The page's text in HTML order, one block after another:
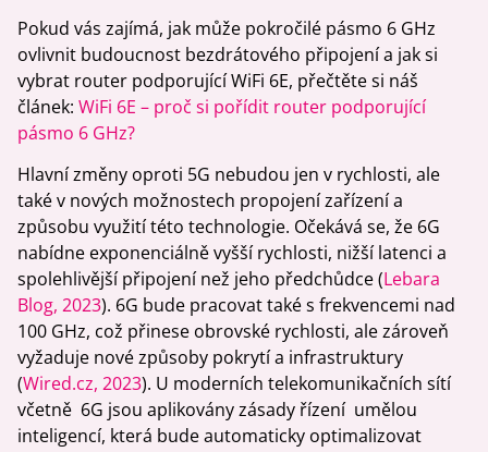
Pokud vás zajímá, jak může pokročilé pásmo 6 GHz
ovlivnit budoucnost bezdrátového připojení a jak si
vybrat router podporující WiFi 6E, přečtěte si náš
článek: WiFi 6E – proč si pořídit router podporující
pásmo 6 GHz?
Hlavní změny oproti 5G nebudou jen v rychlosti, ale
také v nových možnostech propojení zařízení a
způsobu využití této technologie. Očekává se, že 6G
nabídne exponenciálně vyšší rychlosti, nižší latenci a
spolehlivější připojení než jeho předchůdce (Lebara
Blog, 2023). 6G bude pracovat také s frekvencemi nad
100 GHz, což přinese obrovské rychlosti, ale zároveň
vyžaduje nové způsoby pokrytí a infrastruktury
(Wired.cz, 2023). U moderních telekomunikačních sítí
včetně 6G jsou aplikovány zásady řízení umělou
inteligencí, která bude automaticky optimalizovat